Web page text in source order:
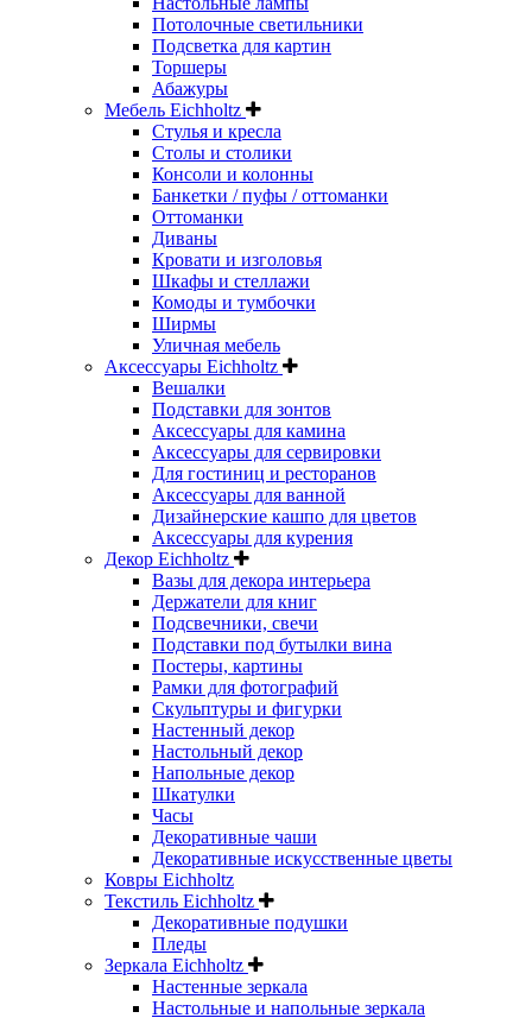
Потолочные светильники
Подсветка для картин
Торшеры
Абажуры
Мебель Eichholtz
Стулья и кресла
Столы и столики
Консоли и колонны
Банкетки / пуфы / оттоманки
Оттоманки
Диваны
Кровати и изголовья
Шкафы и стеллажи
Комоды и тумбочки
Ширмы
Уличная мебель
Аксессуары Eichholtz
Вешалки
Подставки для зонтов
Аксессуары для камина
Аксессуары для сервировки
Для гостиниц и ресторанов
Аксессуары для ванной
Дизайнерские кашпо для цветов
Аксессуары для курения
Декор Eichholtz
Вазы для декора интерьера
Держатели для книг
Подсвечники, свечи
Подставки под бутылки вина
Постеры, картины
Рамки для фотографий
Скульптуры и фигурки
Настенный декор
Настольный декор
Напольные декор
Шкатулки
Часы
Декоративные чаши
Декоративные искусственные цветы
Ковры Eichholtz
Текстиль Eichholtz
Декоративные подушки
Пледы
Зеркала Eichholtz
Настенные зеркала
Настольные и напольные зеркала